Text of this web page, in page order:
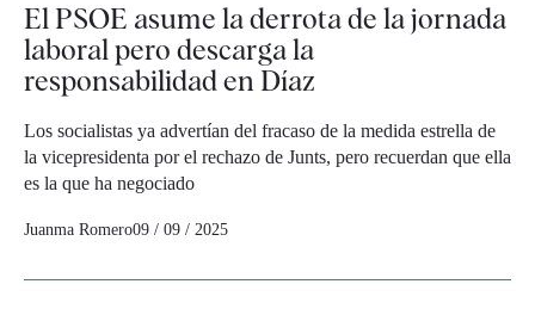
El PSOE asume la derrota de la jornada
laboral pero descarga la
responsabilidad en Díaz
Los socialistas ya advertían del fracaso de la medida estrella de
la vicepresidenta por el rechazo de Junts, pero recuerdan que ella
es la que ha negociado
Juanma Romero09 / 09 / 2025